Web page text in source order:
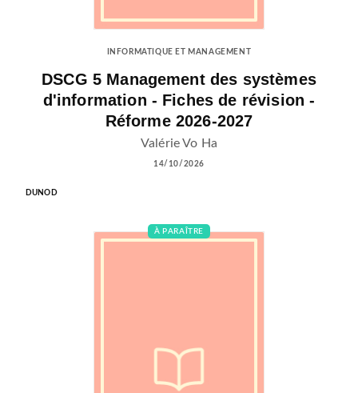
INFORMATIQUE ET MANAGEMENT
DSCG 5 Management des systèmes
d'information - Fiches de révision -
Réforme 2026-2027
Valérie Vo Ha
14/10/2026
DUNOD
À PARAÎTRE